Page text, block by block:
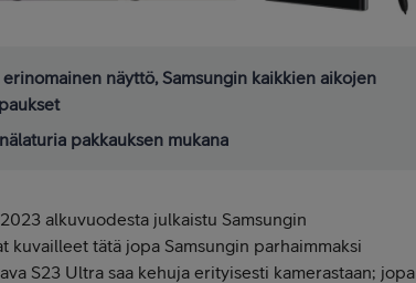
erinomainen näyttö, Samsungin kaikkien aikojen
pakkauksen mukana
alkuvuodesta julkaistu Samsungin
tätä jopa Samsungin parhaimmaksi
S23 Ultra saa kehuja erityisesti kamerastaan; jopa